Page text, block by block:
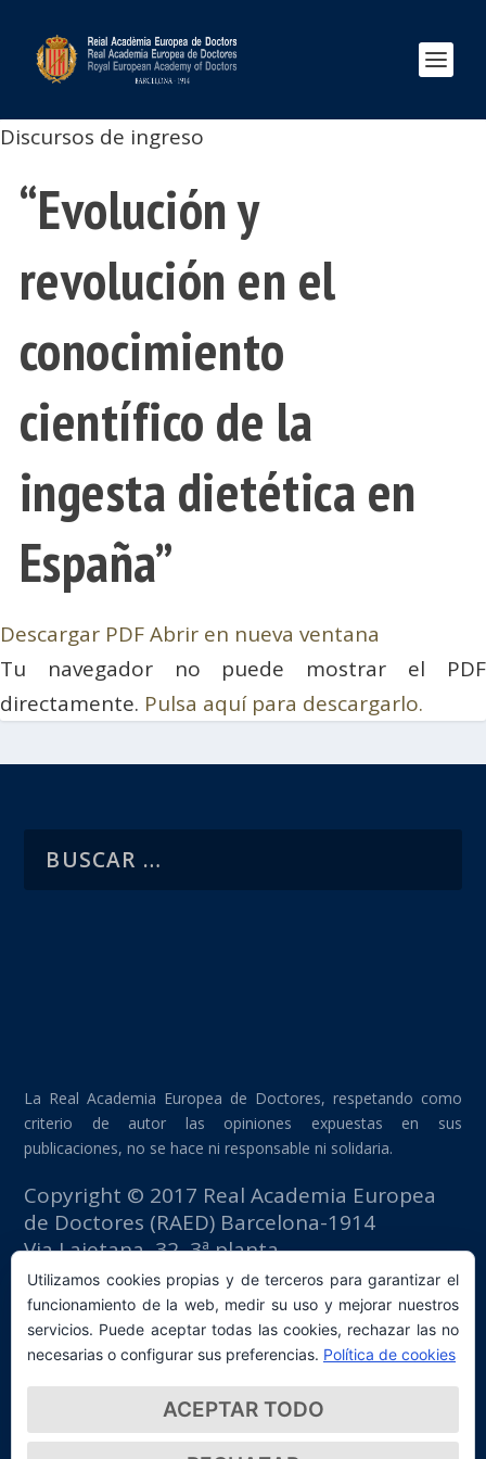
Discursos de ingreso
“Evolución y
revolución en el
conocimiento
científico de la
ingesta dietética en
España”
Descargar PDFAbrir en nueva ventana
Tu navegador no puede mostrar el PDF
directamente. Pulsa aquí para descargarlo.
La Real Academia Europea de Doctores, respetando como
criterio de autor las opiniones expuestas en sus
publicaciones, no se hace ni responsable ni solidaria.
Copyright © 2017 Real Academia Europea
de Doctores (RAED) Barcelona-1914
Via Laietana, 32, 3ª planta
Edificio Fomento del Trabajo
08003 Barcelona (España)
tlf: +34 93 667 40 54
secretaria@raed.academy
Contacto y suscripción Newsletter
Política de privacidad
Utilizamos cookies propias y de terceros para garantizar el
funcionamiento de la web, medir su uso y mejorar nuestros
servicios. Puede aceptar todas las cookies, rechazar las no
necesarias o configurar sus preferencias. Política de cookies
ACEPTAR TODO